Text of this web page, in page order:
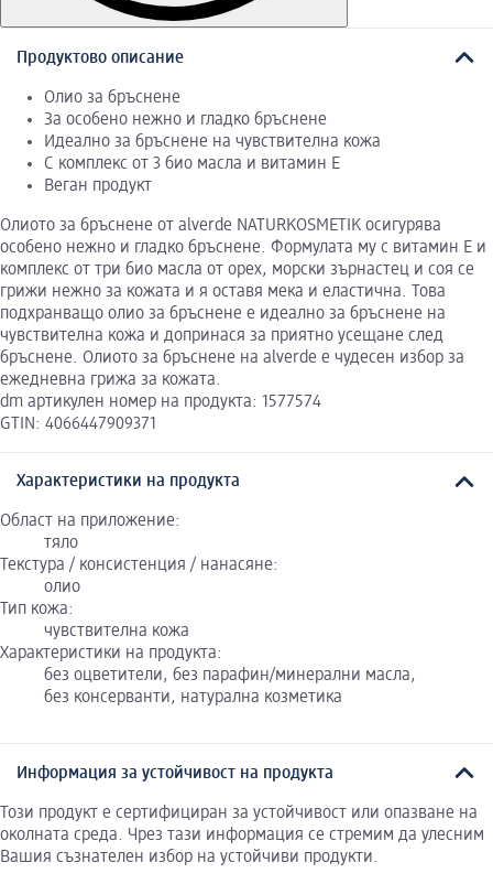
Продуктово описание
Олио за бръснене
За особено нежно и гладко бръснене
Идеално за бръснене на чувствителна кожа
С комплекс от 3 био масла и витамин Е
Веган продукт
Олиото за бръснене от alverde NATURKOSMETIK осигурява
особено нежно и гладко бръснене. Формулата му с витамин Е и
комплекс от три био масла от орех, морски зърнастец и соя се
грижи нежно за кожата и я оставя мека и еластична. Това
подхранващо олио за бръснене е идеално за бръснене на
чувствителна кожа и допринася за приятно усещане след
бръснене. Олиото за бръснене на alverde е чудесен избор за
ежедневна грижа за кожата.
dm артикулен номер на продукта: 1577574
GTIN: 4066447909371
Характеристики на продукта
Област на приложение:
тяло
Текстура / консистенция / нанасяне:
олио
Тип кожа:
чувствителна кожа
Характеристики на продукта:
без оцветители, без парафин/минерални масла,
без консерванти, натурална козметика
Информация за устойчивост на продукта
Този продукт е сертифициран за устойчивост или опазване на
околната среда. Чрез тази информация се стремим да улесним
Вашия съзнателен избор на устойчиви продукти.